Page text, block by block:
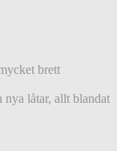
brett
nya låtar, allt blandat